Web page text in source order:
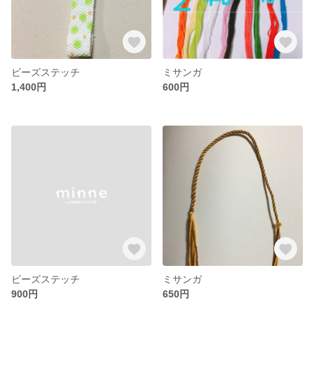
ビーズステッチ
1,400円
ミサンガ
600円
ビーズステッチ
900円
ミサンガ
650円